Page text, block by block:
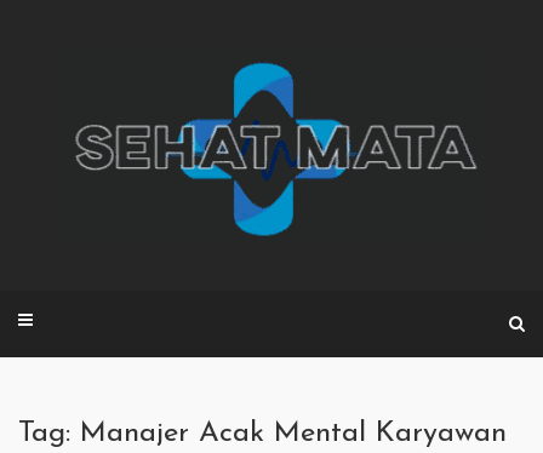
Tag: Manajer Acak Mental Karyawan